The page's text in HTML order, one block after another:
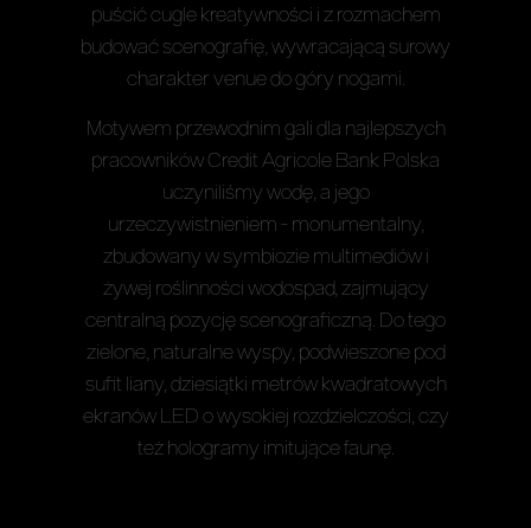
puścić cugle kreatywności i z rozmachem
budować scenografię, wywracającą surowy
charakter venue do góry nogami.
Motywem przewodnim gali dla najlepszych
pracowników Credit Agricole Bank Polska
uczyniliśmy wodę, a jego
urzeczywistnieniem - monumentalny,
zbudowany w symbiozie multimediów i
żywej roślinności wodospad, zajmujący
centralną pozycję scenograficzną. Do tego
zielone, naturalne wyspy, podwieszone pod
sufit liany, dziesiątki metrów kwadratowych
ekranów LED o wysokiej rozdzielczości, czy
też hologramy imitujące faunę.